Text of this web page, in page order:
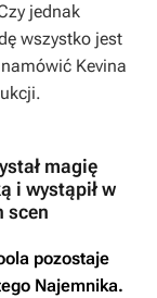
jednak
wszystko jest
Kevina
magię
i wystąpił w
scen
pozostaje
Najemnika.